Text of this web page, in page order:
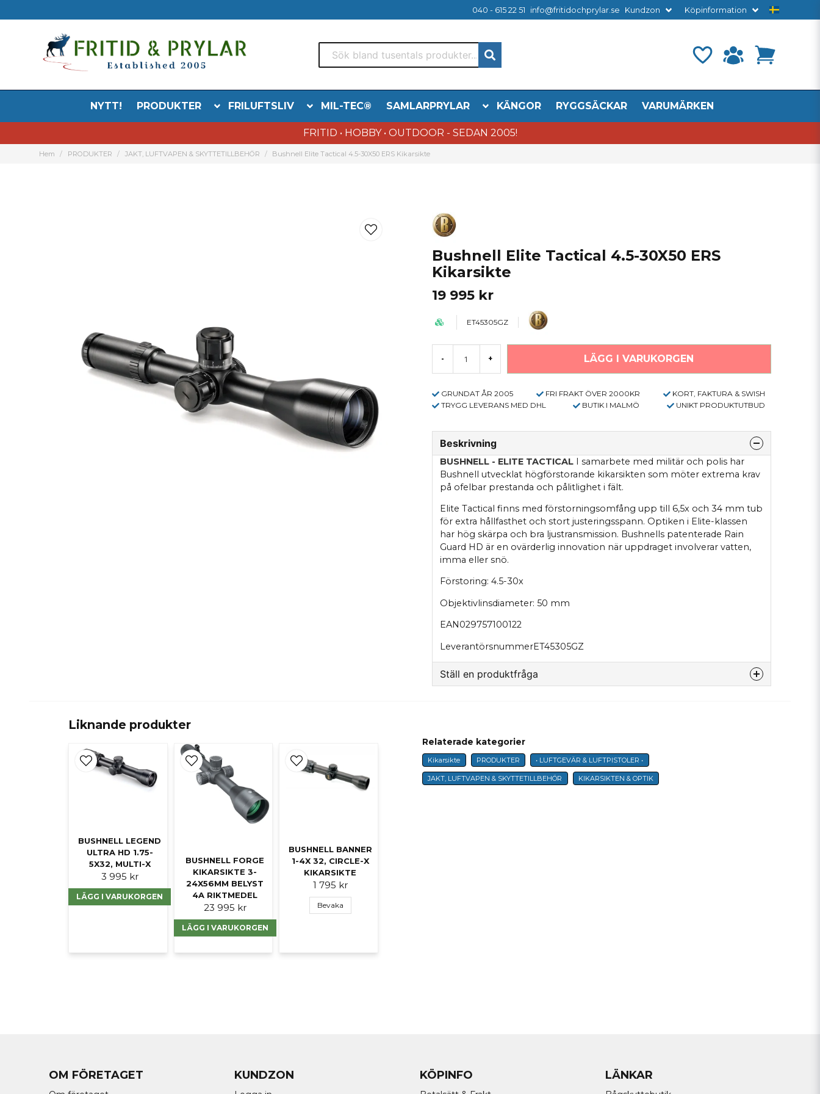
040 - 615 22 51 info@fritidochprylar.se Kundzon Köpinformation
NYTT! PRODUKTER FRILUFTSLIV MIL-TEC® SAMLARPRYLAR KÄNGOR RYGGSÄCKAR VARUMÄRKEN
FRITID • HOBBY • OUTDOOR - SEDAN 2005!
Hem PRODUKTER JAKT, LUFTVAPEN & SKYTTETILLBEHÖR Bushnell Elite Tactical 4.5-30X50 ERS Kikarsikte
Bushnell Elite Tactical 4.5-30X50 ERS
Kikarsikte
19 995 kr
ET45305GZ
- + LÄGG I VARUKORGEN
GRUNDAT ÅR 2005 FRI FRAKT ÖVER 2000KR
KORT, FAKTURA & SWISH
TRYGG LEVERANS MED DHL
BUTIK I MALMÖ UNIKT PRODUKTUTBUD
Beskrivning
BUSHNELL - ELITE TACTICALI samarbete med militär och polis har
Bushnell utvecklat högförstorande kikarsikten som möter extrema krav
på ofelbar prestanda och pålitlighet i fält.
Elite Tactical finns med förstorningsomfång upp till 6,5x och 34 mm tub
för extra hållfasthet och stort justeringsspann. Optiken i Elite-klassen
har hög skärpa och bra ljustransmission. Bushnells patenterade Rain
Guard HD är en ovärderlig innovation när uppdraget involverar vatten,
imma eller snö.
Förstoring: 4.5-30x
Objektivlinsdiameter: 50 mm
EAN029757100122
LeverantörsnummerET45305GZ
Ställ en produktfråga
name
Namn email
E-postadress
Liknande produkter
BUSHNELL LEGEND
ULTRA HD 1.75-
5X32, MULTI-X
3 995 kr
LÄGG I VARUKORGEN
BUSHNELL FORGE
KIKARSIKTE 3-
24X56MM BELYST
4A RIKTMEDEL
23 995 kr
LÄGG I VARUKORGEN
BUSHNELL BANNER
1-4X 32, CIRCLE-X
KIKARSIKTE
1 795 kr
Bevaka
Relaterade kategorier
Kikarsikte PRODUKTER • LUFTGEVÄR & LUFTPISTOLER •
JAKT, LUFTVAPEN & SKYTTETILLBEHÖR KIKARSIKTEN & OPTIK
OM FÖRETAGET KUNDZON KÖPINFO LÄNKAR